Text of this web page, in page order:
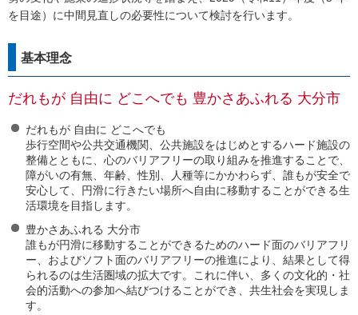
を目途）に中間見直しの必要性について検討を行います。
基本理念
だれもが 自由に どこへでも 豊かさあふれる 大分市
だれもが 自由に どこへでも
歩行空間や公共交通機関、公共施設をはじめとするハード施設の
整備とともに、心のバリアフリーの取り組みを推進することで、
障がいの有無、年齢、性別、人種等にかかわらず、誰もが安全で
安心して、円滑に行きたい場所へ自由に移動することができる生
活環境を目指します。
豊かさあふれる 大分市
誰もが円滑に移動することができるためのハード面のバリアフリ
ー、およびソフト面のバリアフリーの推進により、結果として得
られるのは生活圏域の拡大です。これに伴い、多くの文化的・社
会的活動への参加へ結びつけることができ、共生社会を実現しま
す。